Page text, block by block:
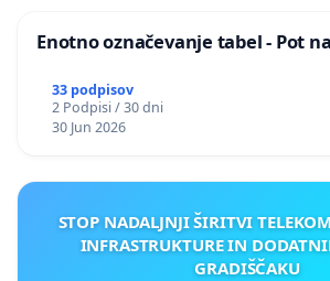
Enotno označevanje tabel - Pot
33 podpisov
2 Podpisi / 30 dni
30 Jun 2026
STOP NADALJNJI ŠIRITVI
INFRASTRUKTURE IN
GRADIŠČAKU